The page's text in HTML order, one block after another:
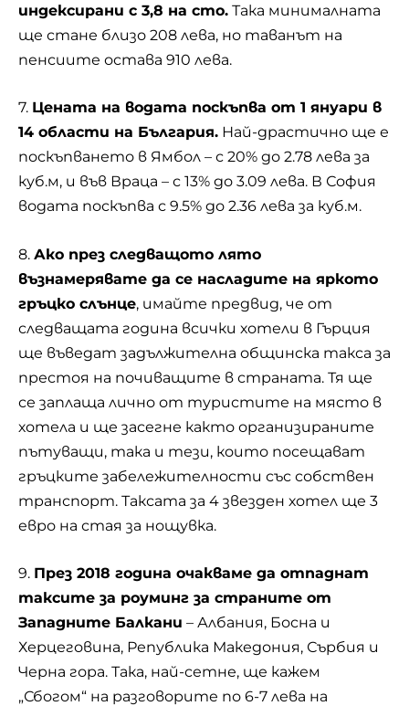
индексирани с 3,8 на сто. Така минималната
ще стане близо 208 лева, но таванът на
пенсиите остава 910 лева.
7. Цената на водата поскъпва от 1 януари в
14 области на България. Най-драстично ще е
поскъпването в Ямбол – с 20% до 2.78 лева за
куб.м, и във Враца – с 13% до 3.09 лева. В София
водата поскъпва с 9.5% до 2.36 лева за куб.м.
8. Ако през следващото лято
възнамерявате да се насладите на яркото
гръцко слънце, имайте предвид, че от
следващата година всички хотели в Гърция
ще въведат задължителна общинска такса за
престоя на почиващите в страната. Тя ще
се заплаща лично от туристите на място в
хотела и ще засегне както организираните
пътуващи, така и тези, които посещават
гръцките забележителности със собствен
транспорт. Таксата за 4 звезден хотел ще 3
евро на стая за нощувка.
9. През 2018 година очакваме да отпаднат
таксите за роуминг за страните от
Западните Балкани – Албания, Босна и
Херцеговина, Република Македония, Сърбия и
Черна гора. Така, най-сетне, ще кажем
„Сбогом“ на разговорите по 6-7 лева на